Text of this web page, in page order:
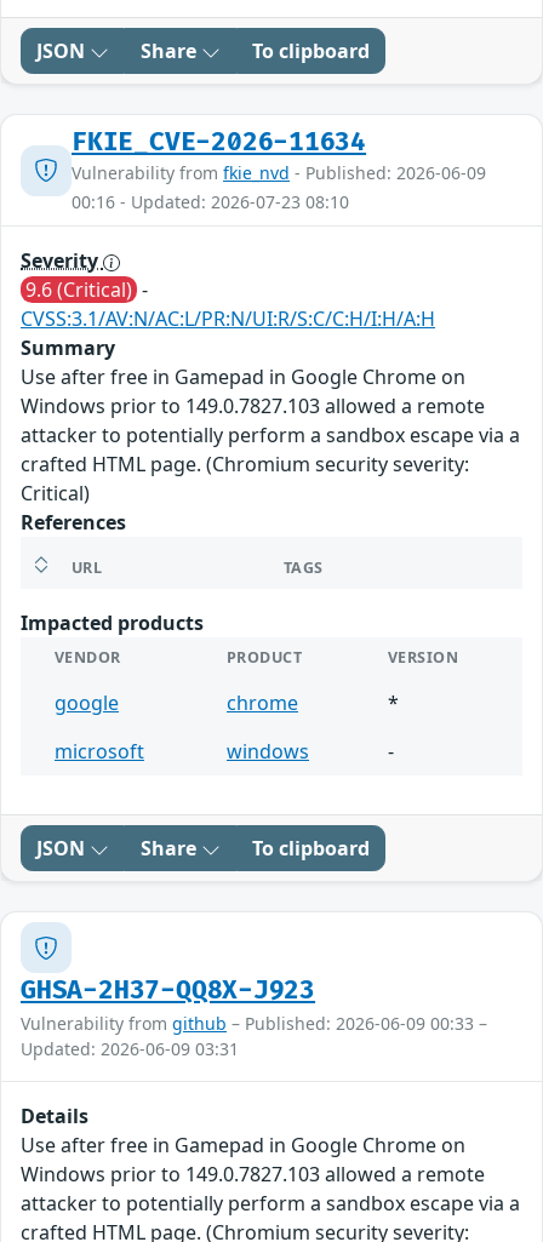
JSON Share To clipboard
FKIE_CVE-2026-11634
Vulnerability from fkie_nvd - Published: 2026-06-09
00:16 - Updated: 2026-07-23 08:10
Severity
9.6 (Critical) -
CVSS:3.1/AV:N/AC:L/PR:N/UI:R/S:C/C:H/I:H/A:H
Summary
Use after free in Gamepad in Google Chrome on
Windows prior to 149.0.7827.103 allowed a remote
attacker to potentially perform a sandbox escape via a
crafted HTML page. (Chromium security severity:
Critical)
References
URL TAGS
Impacted products
VENDOR PRODUCT VERSION
google chrome
*
microsoft
windows -
JSON Share To clipboard
GHSA-2H37-QQ8X-J923
Vulnerability from github – Published: 2026-06-09 00:33 –
Updated: 2026-06-09 03:31
Details
Use after free in Gamepad in Google Chrome on
Windows prior to 149.0.7827.103 allowed a remote
attacker to potentially perform a sandbox escape via a
crafted HTML page. (Chromium security severity: